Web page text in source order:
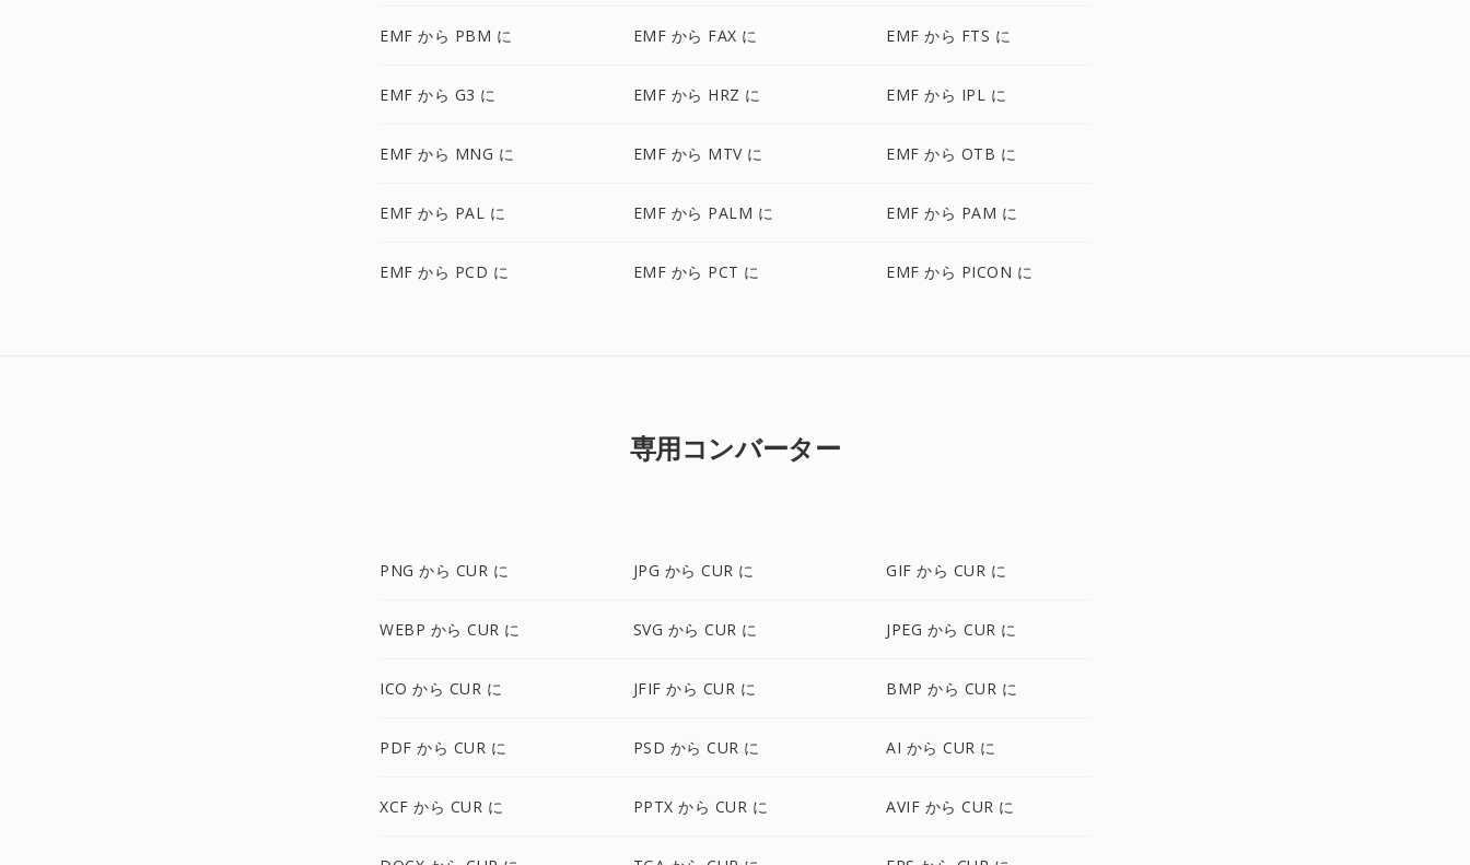
EMF から PBM に EMF から FAX に EMF から FTS に
EMF から G3 に EMF から HRZ に EMF から IPL に
EMF から MNG に EMF から MTV に EMF から OTB に
EMF から PAL に EMF から PALM に EMF から PAM に
EMF から PCD に EMF から PCT に EMF から PICON に
専用コンバーター
PNG から CUR に JPG から CUR に GIF から CUR に
WEBP から CUR に SVG から CUR に JPEG から CUR に
ICO から CUR に JFIF から CUR に BMP から CUR に
PDF から CUR に PSD から CUR に AI から CUR に
XCF から CUR に PPTX から CUR に AVIF から CUR に